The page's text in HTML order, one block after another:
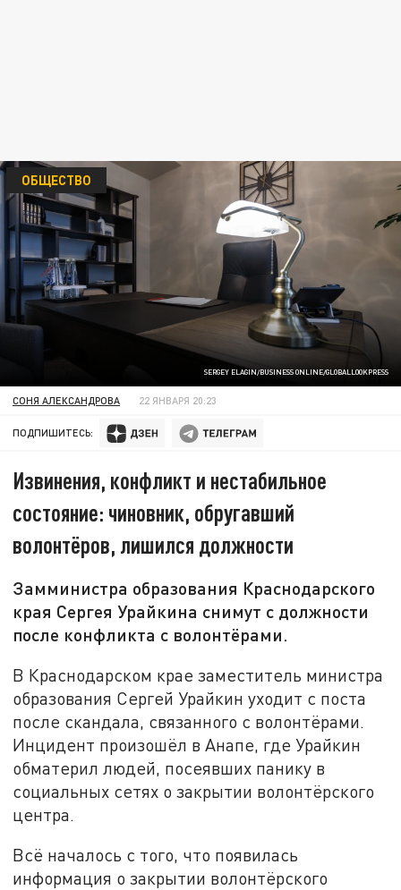
SERGEY ELAGIN/BUSINESS ONLINE/GLOBALLOOKPRESS
ОБЩЕСТВО
СОНЯ АЛЕКСАНДРОВА 22 ЯНВАРЯ 20:23
ПОДПИШИТЕСЬ:
Извинения, конфликт и нестабильное
состояние: чиновник, обругавший
волонтёров, лишился должности
Замминистра образования Краснодарского
края Сергея Урайкина снимут с должности
после конфликта с волонтёрами.
В Краснодарском крае заместитель министра
образования Сергей Урайкин уходит с поста
после скандала, связанного с волонтёрами.
Инцидент произошёл в Анапе, где Урайкин
обматерил людей, посеявших панику в
социальных сетях о закрытии волонтёрского
центра.
Всё началось с того, что появилась
информация о закрытии волонтёрского